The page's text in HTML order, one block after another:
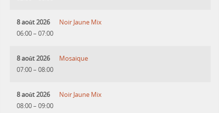
8 août 2026
06:00– 07:00
Noir Jaune Mix
8 août 2026
07:00– 08:00
Mosaique
8 août 2026
08:00– 09:00
Noir Jaune Mix